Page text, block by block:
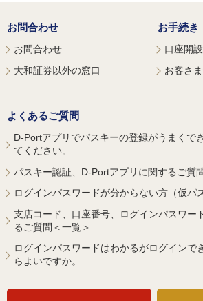
お問合わせ
お問合わせ
大和証券以外の窓口
お手続き
口座開
お客さ
よくあるご質問
D-Portアプリでパスキーの登録がうまくで
てください。
パスキー認証、D-Portアプリに関するご質
ログインパスワードが分からない方（仮パ
支店コード、口座番号、ログインパスワー
るご質問＜一覧＞
ログインパスワードはわかるがログインで
らよいですか。